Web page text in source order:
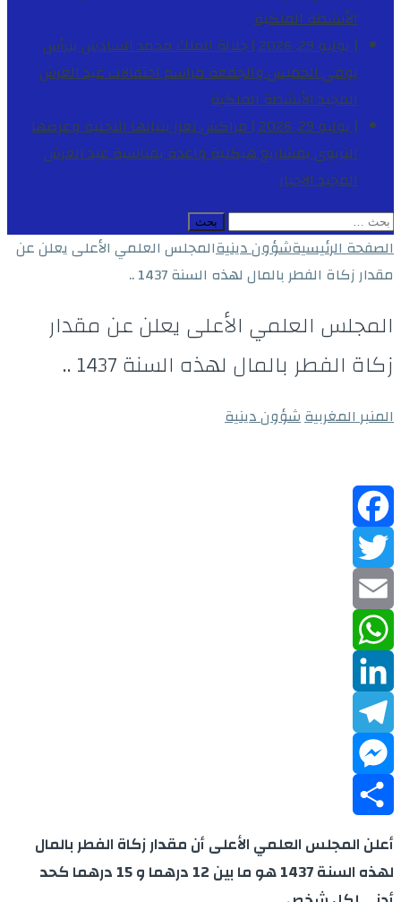
الأنشطة الملكية
[ يوليو 29, 2026 ]
جلالة الملك محمد السادس يترأس
يومي الخميس والجمعة مراسم احتفالات عيد العرش
المجيدالأنشطة الملكية
[ يوليو 29, 2026 ]
مراكش تعزز بنياتها التحتية وعرضها
التربوي بمشاريع هيكلية واعدة بمناسبة عيد العرش
المجيدالاخبار
البحث
عن:
الصفحة الرئيسيةشؤون دينيةالمجلس العلمي الأعلى يعلن عن
مقدار زكاة الفطر بالمال لهذه السنة 1437 ..
المجلس العلمي الأعلى يعلن عن مقدار
زكاة الفطر بالمال لهذه السنة 1437 ..
المنبر المغربيةشؤون دينية
Facebook
Twitter
Email
WhatsApp
LinkedIn
Telegram
Messenger
Share
أعلن المجلس العلمي الأعلى أن مقدار زكاة الفطر بالمال
لهذه السنة 1437 هو ما بين 12 درهما و 15 درهما كحد